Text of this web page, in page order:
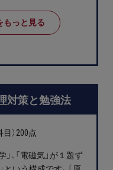
料請求
は
もっと見る
対策と勉強法
目）200点
、「電磁気」が１題ず